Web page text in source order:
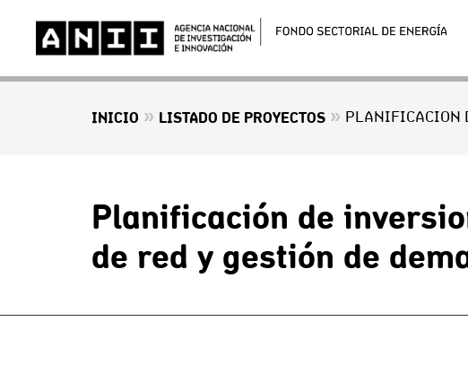
INICIO » LISTADO DE PROYECTOS »
Planificación de
de red y gestión de